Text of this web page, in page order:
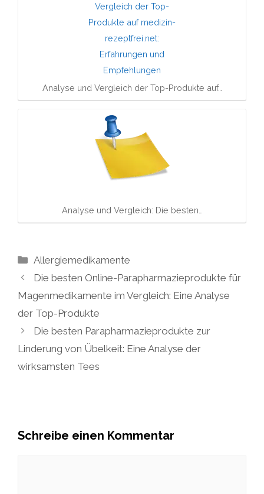
Analyse und Vergleich der Top-Produkte auf…
Analyse und Vergleich: Die besten…
Kategorien
Allergiemedikamente
Die besten Online-Parapharmazieprodukte für
Magenmedikamente im Vergleich: Eine Analyse
der Top-Produkte
Die besten Parapharmazieprodukte zur
Linderung von Übelkeit: Eine Analyse der
wirksamsten Tees
Schreibe einen Kommentar